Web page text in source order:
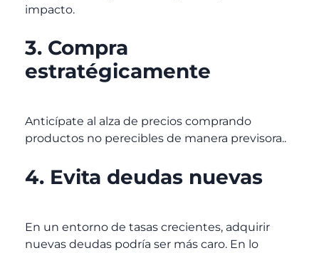
impacto.
3. Compra
estratégicamente
Anticípate al alza de precios comprando
productos no perecibles de manera previsora..
4. Evita deudas nuevas
En un entorno de tasas crecientes, adquirir
nuevas deudas podría ser más caro. En lo